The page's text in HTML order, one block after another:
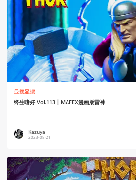
显摆显摆
终生嗜好 Vol.113丨MAFEX漫画版雷神
Kazuya
2023-08-21